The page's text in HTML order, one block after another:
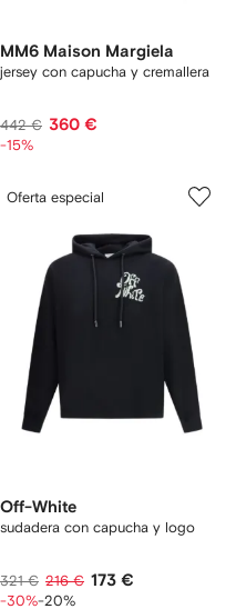
MM6 Maison Margiela
jersey con capucha y cremallera
442 € 360 €
-15%
Oferta especial
Off-White
sudadera con capucha y logo
321 € 216 € 173 €
-30%-20%